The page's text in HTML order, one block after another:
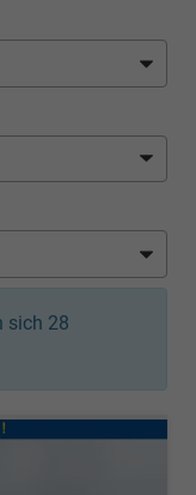
sich 28